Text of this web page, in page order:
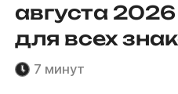
августа
для всех
7 минут